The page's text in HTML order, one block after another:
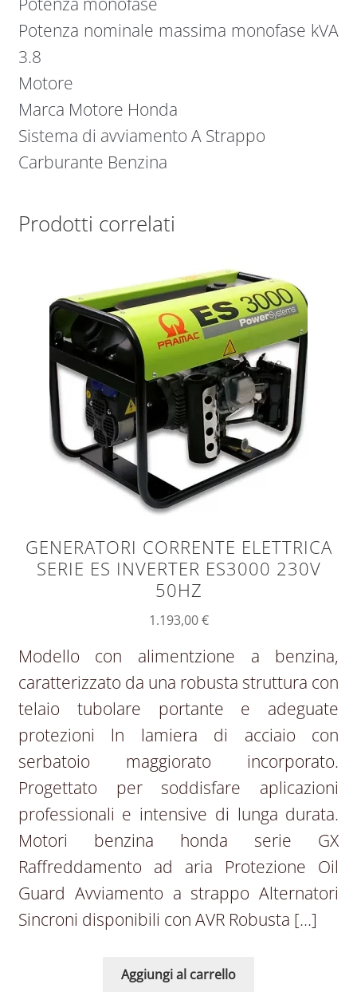
Potenza nominale massima monofase kVA
3.8
Motore
Marca Motore Honda
Sistema di avviamento A Strappo
Carburante Benzina
Prodotti correlati
GENERATORI CORRENTE ELETTRICA
SERIE ES INVERTER ES3000 230V
50HZ
1.193,00€
Modello con alimentzione a benzina,
caratterizzato da una robusta struttura con
telaio tubolare portante e adeguate
protezioni ln lamiera di acciaio con
serbatoio maggiorato incorporato.
Progettato per soddisfare aplicazioni
professionali e intensive di lunga durata.
Motori benzina honda serie GX
Raffreddamento ad aria Protezione Oil
Guard Avviamento a strappo Alternatori
Sincroni disponibili con AVR Robusta […]
Aggiungi al carrello